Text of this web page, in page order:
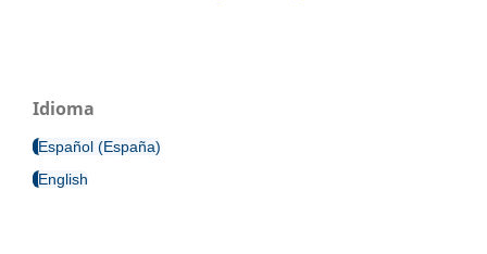
Idioma
Español (España)
English